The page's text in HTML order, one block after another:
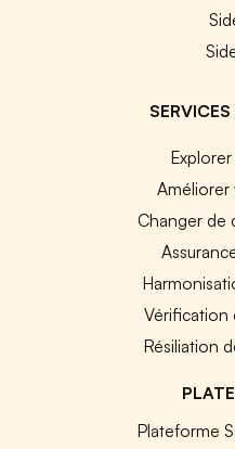
Changer de
Résiliation
Plateforme